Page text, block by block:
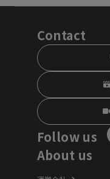
Contact
Follow us
About us